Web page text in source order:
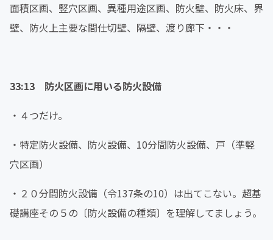
面積区画、竪穴区画、異種用途区画、防火壁、防火床、界
壁、防火上主要な間仕切壁、隔壁、渡り廊下・・・
33:13 防火区画に用いる防火設備
・４つだけ。
・特定防火設備、防火設備、10分間防火設備、戸（準竪
穴区画）
・２０分間防火設備（令137条の10）は出てこない。超基
礎講座その５の〔防火設備の種類〕を理解してましょう。